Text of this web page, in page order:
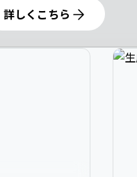
詳しくこちら